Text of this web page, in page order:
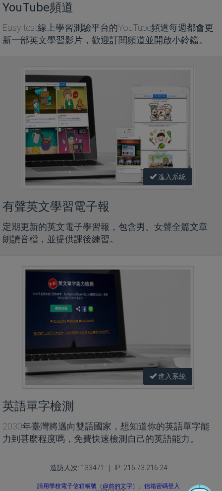
YouTube頻道
Easy test線上學習測驗平台的YouTube頻道每週都會更
新一部英文學習影片，歡迎訂閱頻道並開啟小鈴鐺。
進入系統
有聲英文學習電子報
定期更新的英文電子學習報，包含男、女聲全篇文章
朗讀音檔，並提供課後練習。
進入系統
英語單字檢測
2030年臺灣將邁向雙語國家，想知道你的英語單字能
力到甚麼程度嗎，免費快速檢測自己的英語能力。
造訪人次: 133471 ｜ IP: 216.73.216.24
請用學校電子信箱帳號（@前的文字）、信箱密碼登入